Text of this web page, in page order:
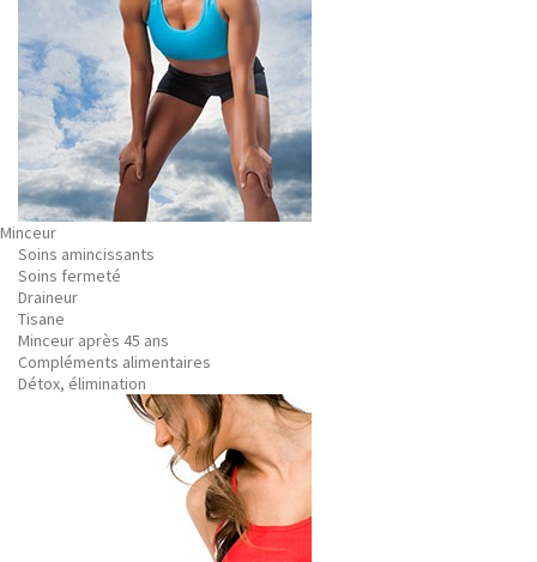
Minceur
Soins amincissants
Soins fermeté
Draineur
Tisane
Minceur après 45 ans
Compléments alimentaires
Détox, élimination